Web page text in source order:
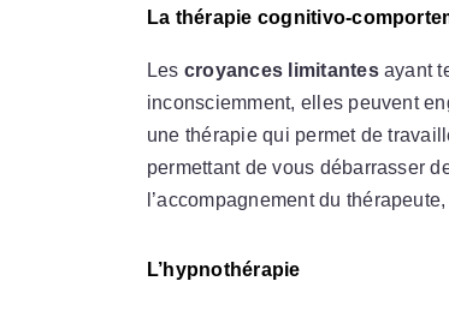
La thérapie cognitivo-
Les croyances limitantesayant
inconsciemment, elles peuvent
une thérapie qui permet de
permettant de vous débarrasser
l’accompagnement du
L’hypnothérapie